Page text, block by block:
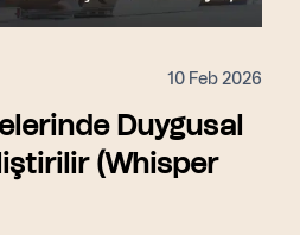
10 Feb 2026
Duygusal
(Whisper